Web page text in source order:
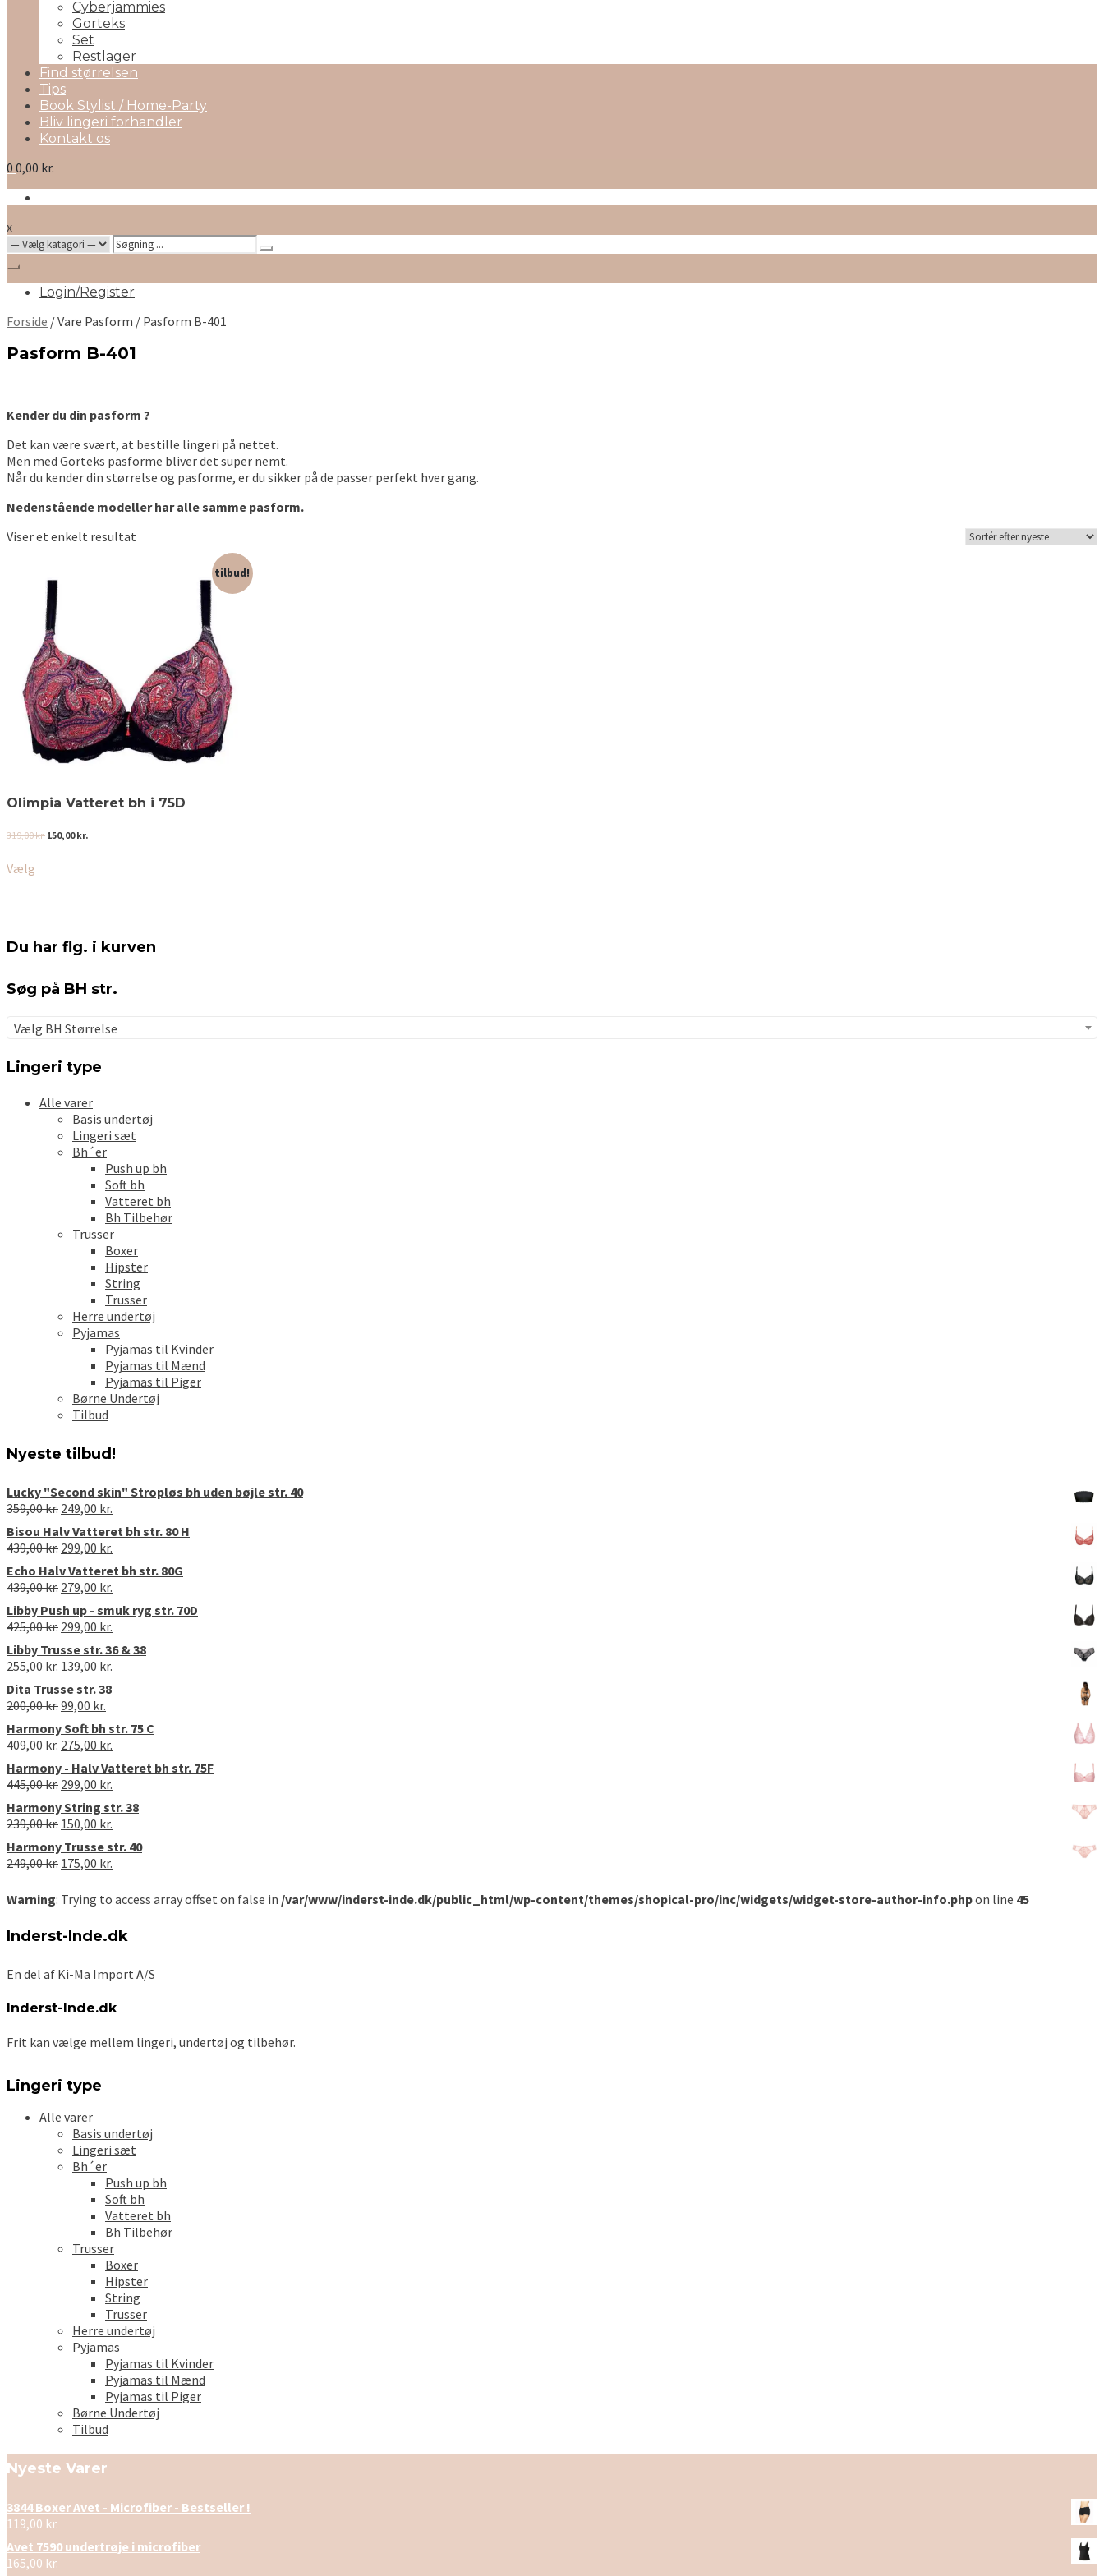
Cyberjammies
Gorteks
Set
Restlager
Find størrelsen
Tips
Book Stylist / Home-Party
Bliv lingeri forhandler
Kontakt os
0 0,00 kr.
x
Search
for:
Login/Register
Forside / Vare Pasform / Pasform B-401
Pasform B-401
Kender du din pasform ?
Det kan være svært, at bestille lingeri på nettet.
Men med Gorteks pasforme bliver det super nemt.
Når du kender din størrelse og pasforme, er du sikker på de passer perfekt hver gang.
Nedenstående modeller har alle samme pasform.
Viser et enkelt resultat
tilbud!
Olimpia Vatteret bh i 75D
319,00kr. Den
150,00kr.Den
Vælg
Mulighederne
kan
på
varesiden
Du har flg. i kurven
Søg på BH str.
Vælg BH Størrelse
Lingeri type
Alle varer
Basis undertøj
Lingeri sæt
Bh´er
Push up bh
Soft bh
Vatteret bh
Bh Tilbehør
Trusser
Boxer
Hipster
String
Trusser
Herre undertøj
Pyjamas
Pyjamas til Kvinder
Pyjamas til Mænd
Pyjamas til Piger
Børne Undertøj
Tilbud
Nyeste tilbud!
Lucky "Second skin" Stropløs bh uden bøjle str. 40
359,00kr. Den
oprindelige
pris
var:
359,00 kr..
249,00 kr.
aktuelle
pris
er:
249,00 kr..
Bisou Halv Vatteret bh str. 80 H
439,00kr. Den
oprindelige
pris
var:
439,00 kr..
299,00 kr.
aktuelle
pris
er:
299,00 kr..
Echo Halv Vatteret bh str. 80G
439,00kr. Den
oprindelige
pris
var:
439,00 kr..
279,00 kr.
aktuelle
pris
er:
279,00 kr..
Libby Push up - smuk ryg str. 70D
425,00kr. Den
oprindelige
pris
var:
425,00 kr..
299,00 kr.
aktuelle
pris
er:
Libby Trusse str. 36 & 38
255,00kr. Den
oprindelige
pris
var:
255,00 kr..
139,00 kr.
139,00 kr..
Dita Trusse str. 38
200,00kr.Den
oprindelige
pris
var:
200,00 kr..
99,00 kr.
aktuelle
pris
er:
99,00 kr..
Harmony Soft bh str. 75 C
409,00kr. Den
oprindelige
pris
var:
409,00 kr..
275,00 kr.
aktuelle
pris
er:
275,00 kr..
Harmony - Halv Vatteret bh str. 75F
445,00kr. Den
oprindelige
pris
var:
445,00 kr..
299,00 kr.
aktuelle
pris
er:
299,00 kr..
Harmony String str. 38
239,00kr. Den
oprindelige
pris
var:
150,00 kr.
aktuelle
pris
er:
Harmony Trusse str. 40
249,00kr. Den
pris
var:
249,00 kr..
175,00 kr.
pris
175,00 kr..
Warning: Trying to access array offset on false in /var/www/inderst-inde.dk/public_html/wp-content/themes/shopical-pro/inc/widgets/widget-store-author-info.phpon line 45
Inderst-Inde.dk
En del af Ki-Ma Import A/S
Inderst-Inde.dk
Frit kan vælge mellem lingeri, undertøj og tilbehør.
Lingeri type
Alle varer
Basis undertøj
Lingeri sæt
Bh´er
Push up bh
Soft bh
Vatteret bh
Bh Tilbehør
Trusser
Boxer
Hipster
String
Trusser
Herre undertøj
Pyjamas
Pyjamas til Kvinder
Pyjamas til Mænd
Pyjamas til Piger
Børne Undertøj
Tilbud
Nyeste Varer
3844 Boxer Avet - Microfiber - Bestseller !
119,00 kr.
Avet 7590 undertrøje i microfiber
165,00 kr.